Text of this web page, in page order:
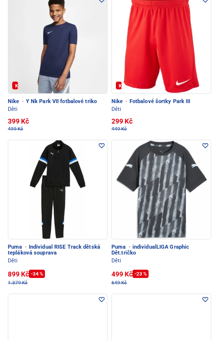
Kód: FOTBAL20
Nike · Y Nk Park VII fotbalové triko
Děti
399 Kč
499 Kč
Kód: FOTBAL20
Nike · Fotbalové šortky Park III
Děti
299 Kč
449 Kč
Puma ·
Individual RISE Track dětská
tepláková souprava
Děti
899 Kč -34 %
1.379 Kč
Puma · individualLIGA Graphic
Dět.tričko
Děti
499 Kč -23 %
649 Kč